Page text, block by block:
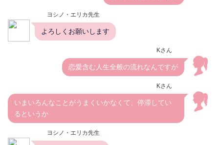
ヨシノ・エリカ先生
よろしくお願いします
Kさん
恋愛含む人生全般の流れなんですが
Kさん
いまいろんなことがうまくいかなくて、停滞してい
るというか
ヨシノ・エリカ先生